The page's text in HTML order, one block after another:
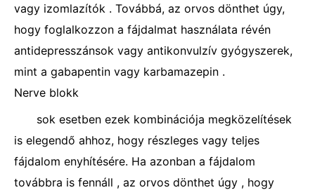
vagy izomlazítók . Továbbá, az orvos dönthet úgy,
hogy foglalkozzon a fájdalmat használata révén
antidepresszánsok vagy antikonvulzív gyógyszerek,
mint a gabapentin vagy karbamazepin .
Nerve blokk
sok esetben ezek kombinációja megközelítések
is elegendő ahhoz, hogy részleges vagy teljes
fájdalom enyhítésére. Ha azonban a fájdalom
továbbra is fennáll , az orvos dönthet úgy , hogy